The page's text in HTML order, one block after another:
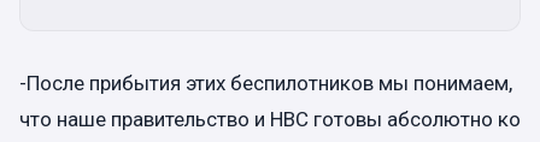
-После прибытия этих беспилотников мы понимаем,
что наше правительство и НВС готовы абсолютно ко